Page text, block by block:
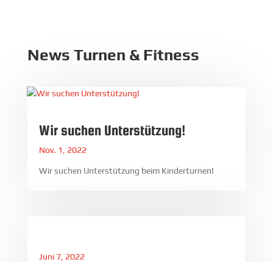
News Turnen & Fitness
Wir suchen Unterstützung!
Nov. 1, 2022
Wir suchen Unterstützung beim Kinderturnen!
Juni 7, 2022